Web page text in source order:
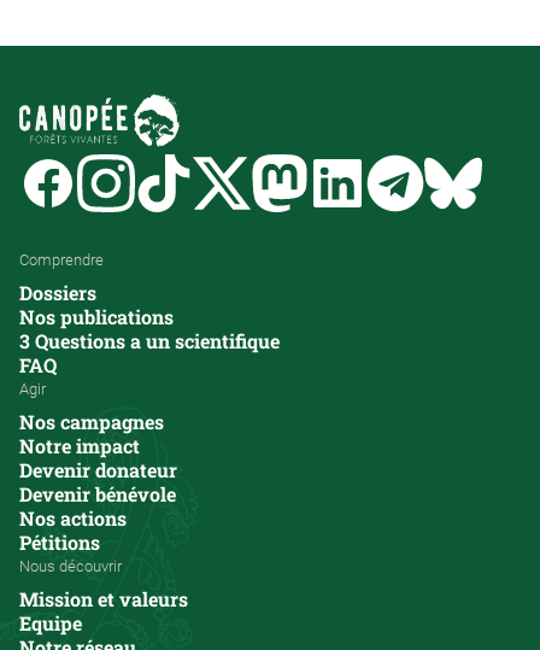
FacebookInstagramTiktok Twitter MastodonLinkedinTelegram
Comprendre
Dossiers
Nos publications
3 Questions a un scientifique
FAQ
Agir
Nos campagnes
Notre impact
Devenir donateur
Devenir bénévole
Nos actions
Pétitions
Nous découvrir
Mission et valeurs
Equipe